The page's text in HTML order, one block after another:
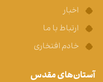
اخبار
ارتباط با ما
خادم افتخاری
آستان‌های مقدس